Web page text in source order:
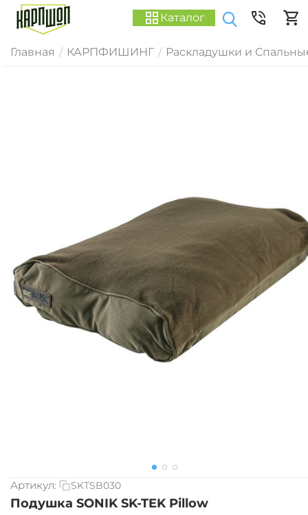
Каталог
Главная / КАРПФИШИНГ / Раскладушки и
Артикул: SKTSB030
Подушка SONIK SK-TEK Pillow